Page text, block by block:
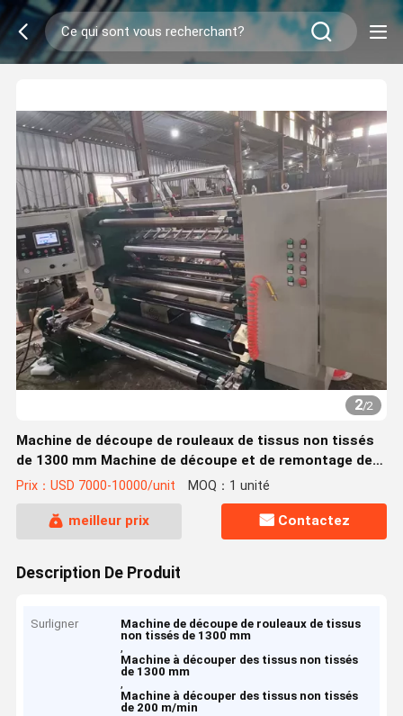
2/2
Machine de découpe de rouleaux de tissus non tissés
de 1300 mm Machine de découpe et de remontage de
tissus 0-200 m/min
Prix：USD 7000-10000/unit MOQ：1 unité
meilleur prix Contactez
Description De Produit
Surligner
Machine de découpe de rouleaux de tissus
non tissés de 1300 mm
,
Machine à découper des tissus non tissés
de 1300 mm
,
Machine à découper des tissus non tissés
de 200 m/min